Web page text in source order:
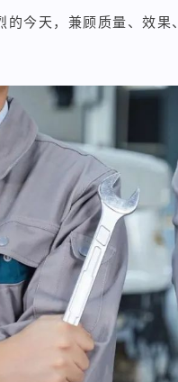
的今天，兼顾质量、效